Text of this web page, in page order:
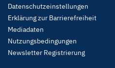
Legal
Datenschutzeinstellungen
Erklärung zur Barrierefreiheit
Mediadaten
Nutzungsbedingungen
Newsletter Registrierung